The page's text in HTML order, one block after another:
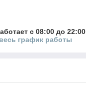
с 08:00 до 22:00
график работы